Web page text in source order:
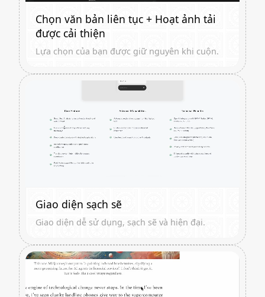
Chọn văn bản liên tục + Hoạt ảnh tải
được cải thiện
Lựa chọn của bạn được giữ nguyên khi cuộn.
Giao diện sạch sẽ
Giao diện dễ sử dụng, sạch sẽ và hiện đại.